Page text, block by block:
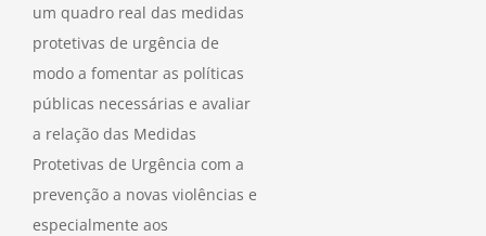
um quadro real das medidas
protetivas de urgência de
modo a fomentar as políticas
públicas necessárias e avaliar
a relação das Medidas
Protetivas de Urgência com a
prevenção a novas violências e
especialmente aos